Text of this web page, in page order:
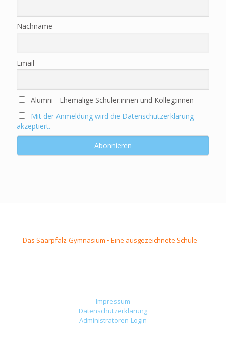
Nachname
Email
Alumni - Ehemalige Schüler:innen und Kolleg:innen
Mit der Anmeldung wird die Datenschutzerklärung
akzeptiert.
Das Saarpfalz-Gymnasium • Eine ausgezeichnete Schule
Impressum
Datenschutzerklärung
Administratoren-Login